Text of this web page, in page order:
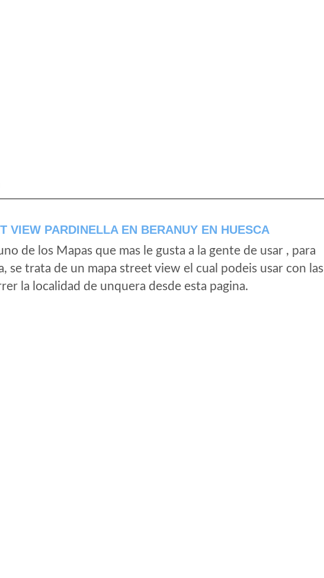
VIEW PARDINELLA EN BERANUY EN HUESCA
de los Mapas que mas le gusta a la gente de usar , para
se trata de un mapa street view el cual podeis usar con las
la localidad de unquera desde esta pagina.